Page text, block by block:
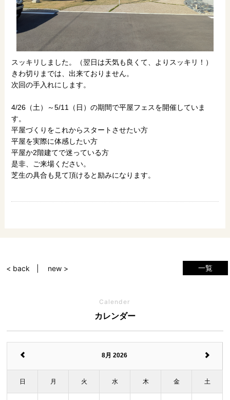
スッキリしました。（翌日は天気も良くて、よりスッキリ！）
きわ切りまでは、出来ておりません。
次回の手入れにします。
4/26（土）～5/11（日）の期間で平屋フェスを開催していま
す。
平屋づくりをこれからスタートさせたい方
平屋を実際に体感したい方
平屋か2階建てで迷っている方
是非、ご来場ください。
芝生の具合も見て頂けると励みになります。
一覧
< back new >
Calender
カレンダー
8月 2026
日 月 火 水 木 金 土